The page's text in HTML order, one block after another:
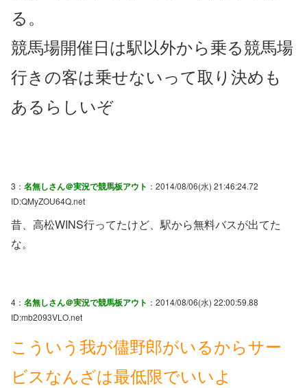
る。
競馬場開催日は駅以外から乗る競馬場
行きの客は乗せないって取り決めも
あるらしいぞ
3： 名無しさん＠実況で競馬板アウト ：2014/08/06(水) 21:46:24.72
ID:QMyZOU64Q.net
昔、高松WINS行ってたけど、駅から無料バスが出てた
な。
4： 名無しさん＠実況で競馬板アウト ：2014/08/06(水) 22:00:59.88
ID:mb2093VLO.net
こういう我が儘野郎がいるからサー
ビスなんざは最低限でいいよ